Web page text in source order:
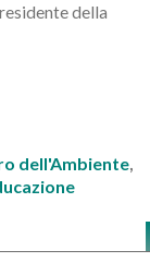
della
dell'Ambiente,